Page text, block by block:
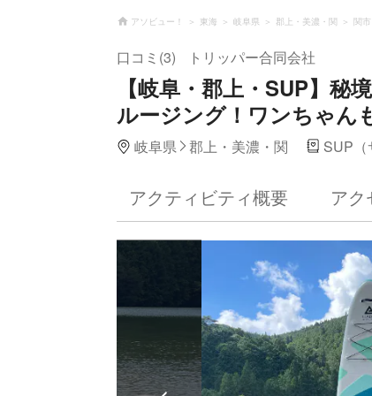
アソビュー！ 東海 岐阜県 郡上・美濃・関 関市
口コミ(3) トリッパー合同会社
【岐阜・郡上・SUP】
ルージング！ワンちゃん
岐阜県 郡上・美濃・関 SUP（
アクティビティ概要 アク